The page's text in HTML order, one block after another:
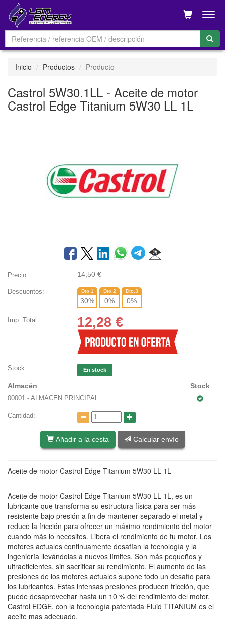
Inicio Productos Producto
Castrol 5W30.1LL - Aceite de motor
Castrol Edge Titanium 5W30 LL 1L
Precio: 14,50 €
Descuentos: Dto.1
30%
Dto.2
0%
Dto.3
0%
Imp. Total: 12,28 €
Stock: En stock
Almacén Stock
00001 - ALMACEN PRINCIPAL
Cantidad:
Añadir a la cesta Calcular envío
Aceite de motor Castrol Edge Titanium 5W30 LL 1L
Aceite de motor Castrol Edge Titanium 5W30 LL 1L, es un
lubricante que transforma su estructura física para ser más
resistente bajo presión a fin de mantener separado el metal y
reduce la fricción para ofrecer un máximo rendimiento del motor
cuando más lo necesites. Libera el rendimiento de tu motor. Los
motores actuales continuamente desafían la tecnología y la
ingeniería llevándolas a nuevos límites. Son más pequeños y
ultraeficientes, sin sacrificar su rendimiento. El aumento de las
presiones de los motores actuales supone todo un desafío para
los lubricantes. Estas intensas presiones producen fricción, que
puede desaprovechar hasta un 10 % del rendimiento del motor.
Castrol EDGE, con la tecnología patentada Fluid TITANIUM es el
aceite mas adecuado.